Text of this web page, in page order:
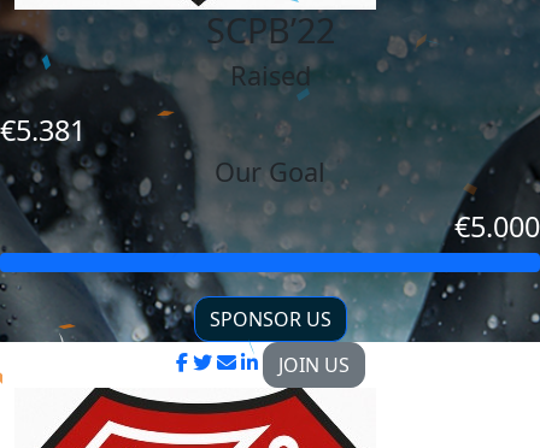
SCPB’22
Raised
€5.381
Our Goal
€5.000
SPONSOR US
JOIN US